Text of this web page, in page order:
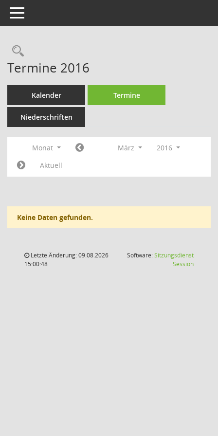
Toggle navigation
Rechercheauswahl
Termine 2016
Kalender Termine
Niederschriften
Monat März
2016
Aktuell
Keine Daten gefunden.
Letzte Änderung: 09.08.2026
15:00:48
Software:Sitzungsdienst
Session(Wird in